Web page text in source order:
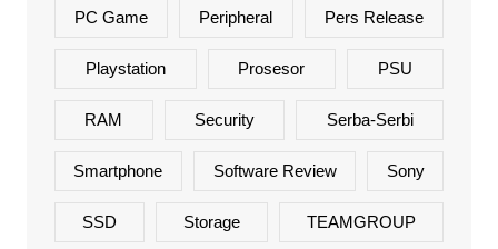
PC Game Peripheral Pers Release
Playstation Prosesor PSU
RAM Security Serba-Serbi
Smartphone Software Review Sony
SSD Storage TEAMGROUP